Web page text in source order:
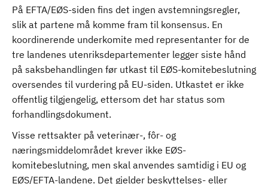
På EFTA/EØS-siden fins det ingen avstemningsregler,
slik at partene må komme fram til konsensus. En
koordinerende underkomite med representanter for de
tre landenes utenriksdepartementer legger siste hånd
på saksbehandlingen før utkast til EØS-komitebeslutning
oversendes til vurdering på EU-siden. Utkastet er ikke
offentlig tilgjengelig, ettersom det har status som
forhandlingsdokument.
Visse rettsakter på veterinær-, fôr- og
næringsmiddelområdet krever ikke EØS-
komitebeslutning, men skal anvendes samtidig i EU og
EØS/EFTA-landene. Det gjelder beskyttelses- eller